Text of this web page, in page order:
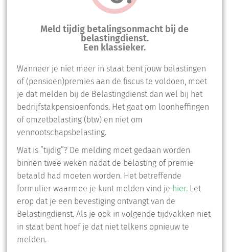
Meld tijdig betalingsonmacht bij de
belastingdienst.
Een klassieker.
Wanneer je niet meer in staat bent jouw belastingen
of (pensioen)premies aan de fiscus te voldoen, moet
je dat melden bij de Belastingdienst dan wel bij het
bedrijfstakpensioenfonds. Het gaat om loonheffingen
of omzetbelasting (btw) en niet om
vennootschapsbelasting.
Wat is ”tijdig”? De melding moet gedaan worden
binnen twee weken nadat de belasting of premie
betaald had moeten worden. Het betreffende
formulier waarmee je kunt melden vind je hier. Let
erop dat je een bevestiging ontvangt van de
Belastingdienst. Als je ook in volgende tijdvakken niet
in staat bent hoef je dat niet telkens opnieuw te
melden.